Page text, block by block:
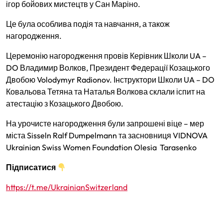
ігор бойових мистецтв у Сан Маріно.
Це була особлива подія та навчання, а також
нагородження.
Церемонію нагородження провів Керівник Школи UA –
DO Владимир Волков, Президент Федерації Козацького
Двобою Volodymyr Radionov. Інструктори Школи UA – DO
Ковальова Тетяна та Наталья Волкова склали іспит на
атестацію з Козацького Двобою.
На урочисте нагородження були запрошені віце – мер
міста Sisseln Ralf Dumpelmann та засновниця VIDNOVA
Ukrainian Swiss Women Foundation Olesia Tarasenko
Підписатися
https://t.me/UkrainianSwitzerland